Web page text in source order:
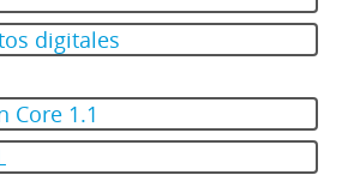
digitales
Core 1.1